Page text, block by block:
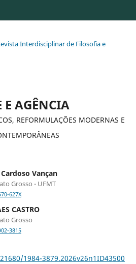
Interdisciplinar de Filosofia e
AGÊNCIA
REFORMULAÇÕES MODERNAS E
Vançan
Grosso - UFMT
627X
CASTRO
Grosso
3815
1984-3879.2026v26n1ID43500